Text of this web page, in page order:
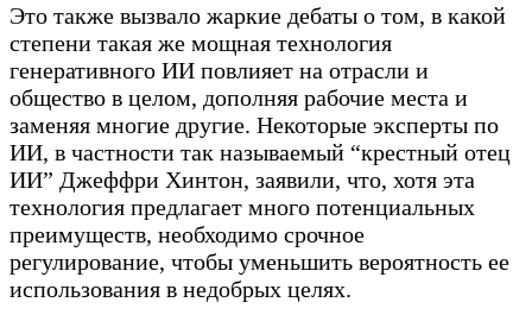
Это также вызвало жаркие дебаты о том, в какой
степени такая же мощная технология
генеративного ИИ повлияет на отрасли и
общество в целом, дополняя рабочие места и
заменяя многие другие. Некоторые эксперты по
ИИ, в частности так называемый “крестный отец
ИИ” Джеффри Хинтон, заявили, что, хотя эта
технология предлагает много потенциальных
преимуществ, необходимо срочное
регулирование, чтобы уменьшить вероятность ее
использования в недобрых целях.